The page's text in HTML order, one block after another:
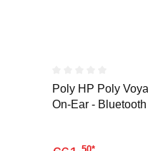
Durchschnittliche
Poly HP Poly
On-Ear - Bluetooth